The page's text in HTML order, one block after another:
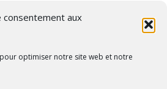
consentement aux
optimiser notre site web et notre
D’AIRBUS : LA STAR À GRANDE